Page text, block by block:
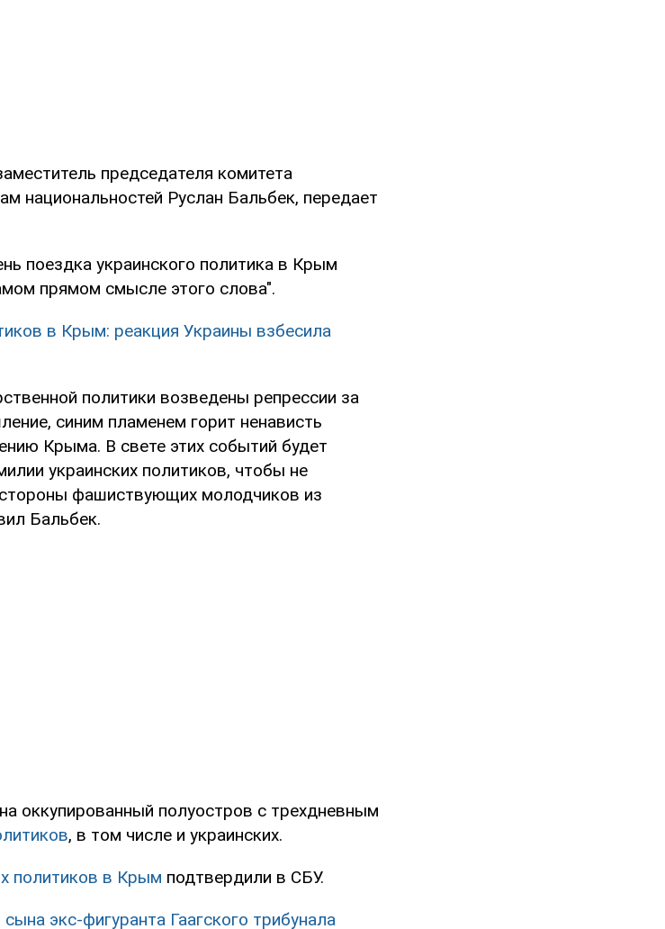
председателя комитета
национальностей Руслан Бальбек, передает
поездка украинского политика в Крым
прямом смысле этого слова".
в Крым: реакция Украины взбесила
политики возведены репрессии за
синим пламенем горит ненависть
Крыма. В свете этих событий будет
украинских политиков, чтобы не
фашиствующих молодчиков из
Бальбек.
оккупированный полуостров с трехдневным
, в том числе и украинских.
политиков в Крым подтвердили в СБУ.
экс-фигуранта Гаагского трибунала